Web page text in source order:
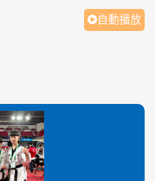
自動播放